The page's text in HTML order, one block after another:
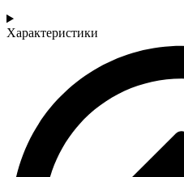
Характеристики